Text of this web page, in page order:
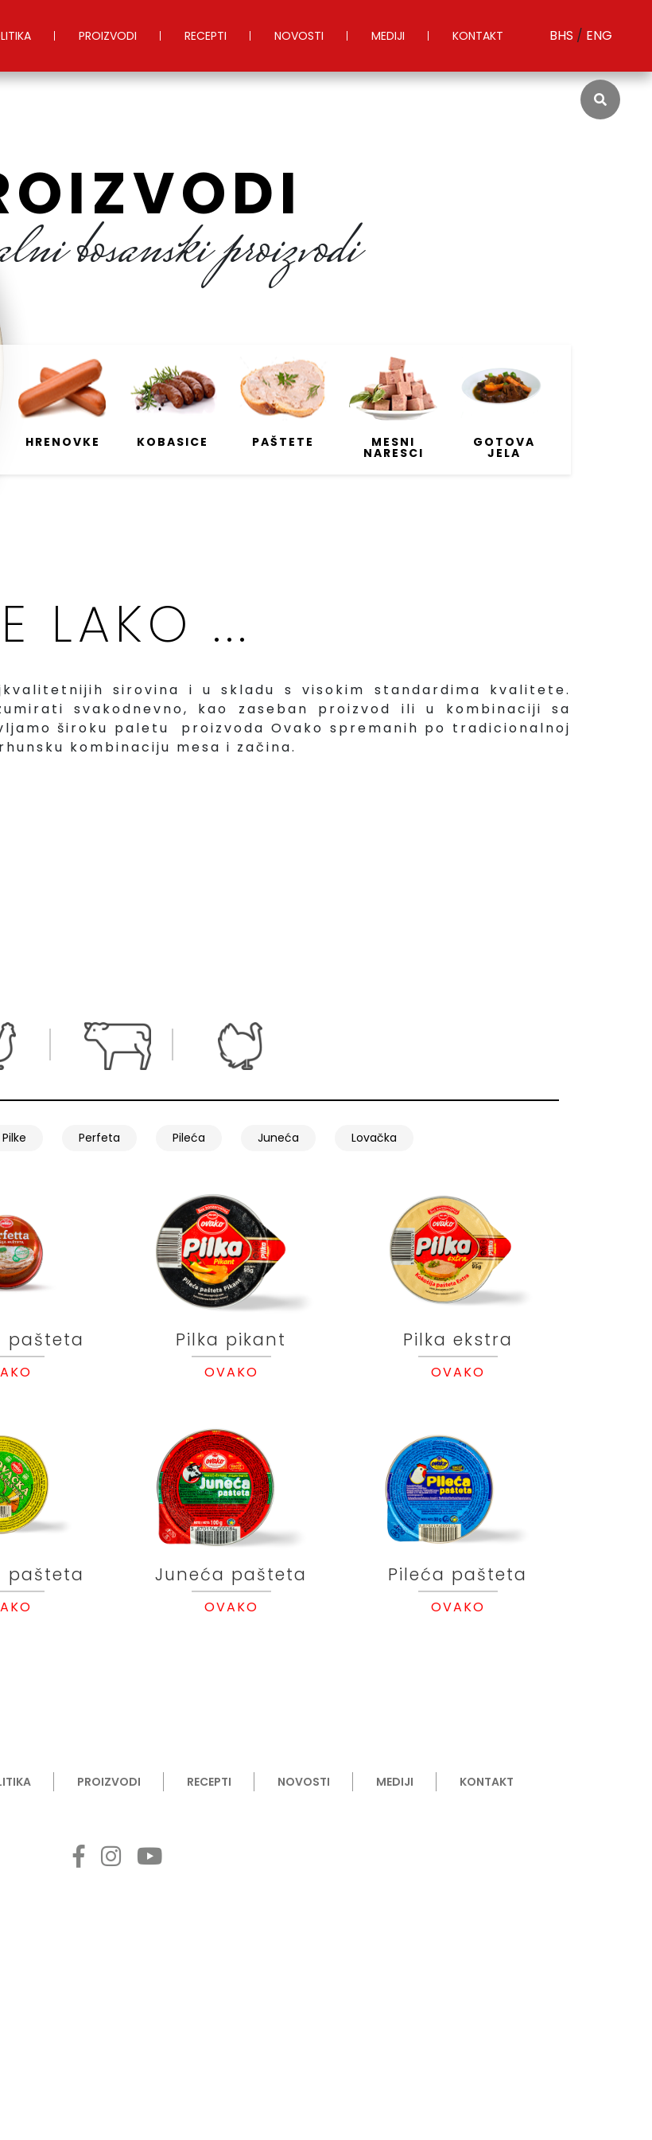
PROIZVODI RECEPTI NOVOSTI MEDIJI KONTAKT BHS / ENG
bosanski proizvodi
HRENOVKE KOBASICE PAŠTETE MESNI
NARESCI
GOTOVA
JELA
LAKO ...
sirovina i u skladu s visokim standardima kvalitete.
svakodnevno, kao zaseban proizvod ili u kombinaciji sa
široku paletu proizvoda Ovako spremanih po tradicionalnoj
kombinaciju mesa i začina.
Pilke Perfeta Pileća Juneća Lovačka
pašteta Pilka pikant
OVAKO
Pilka ekstra
OVAKO
pašteta Juneća pašteta
OVAKO
Pileća pašteta
OVAKO
PROIZVODI RECEPTI NOVOSTI MEDIJI KONTAKT